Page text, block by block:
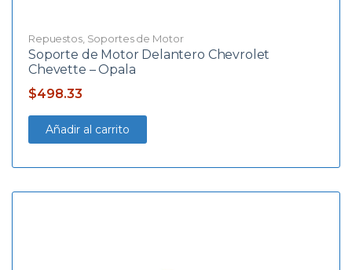
Repuestos, Soportes de Motor
Soporte de Motor Delantero Chevrolet
Chevette – Opala
$498.33
Añadir al carrito